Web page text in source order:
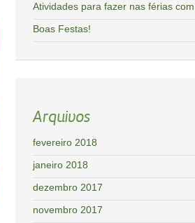
Atividades para fazer nas férias
Boas Festas!
Arquivos
fevereiro 2018
janeiro 2018
dezembro 2017
novembro 2017